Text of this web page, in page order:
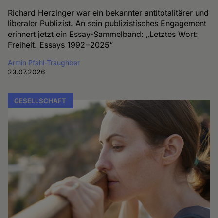
Richard Herzinger war ein bekannter antitotalitärer und
liberaler Publizist. An sein publizistisches Engagement
erinnert jetzt ein Essay-Sammelband: „Letztes Wort:
Freiheit. Essays 1992−2025“
Armin Pfahl-Traughber
23.07.2026
GESELLSCHAFT